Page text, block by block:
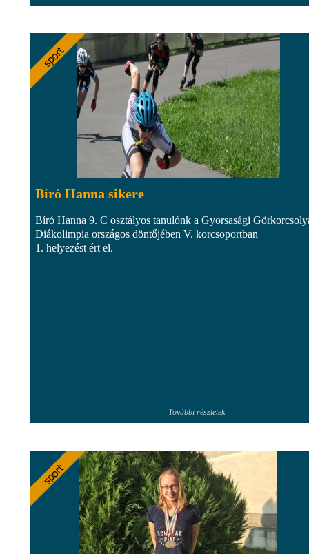
Bíró Hanna sikere
Bíró Hanna 9. C osztályos tanulónk a Gyorsasági
Diákolimpia országos döntőjében V. korcsoportban
1. helyezést ért el.
További részletek